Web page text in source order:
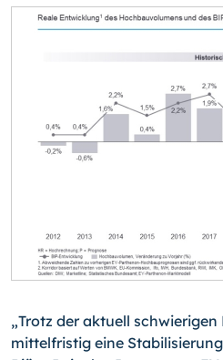
„Trotz der aktuell
mittelfristig eine